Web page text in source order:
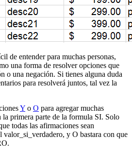
de entender para muchas personas,
una forma de resolver opciones que
o una negación. Si tienes alguna duda
para resolverá juntos, tal vez la
Y o O para agregar muchas
la primera parte de la formula SI. Solo
todas las afirmaciones sean
y O bastara con que